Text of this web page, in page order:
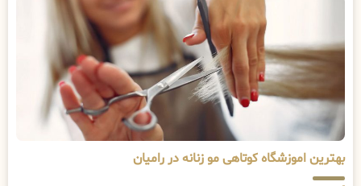
بهترین اموزشگاه کوتاهی مو زنانه در رامیان